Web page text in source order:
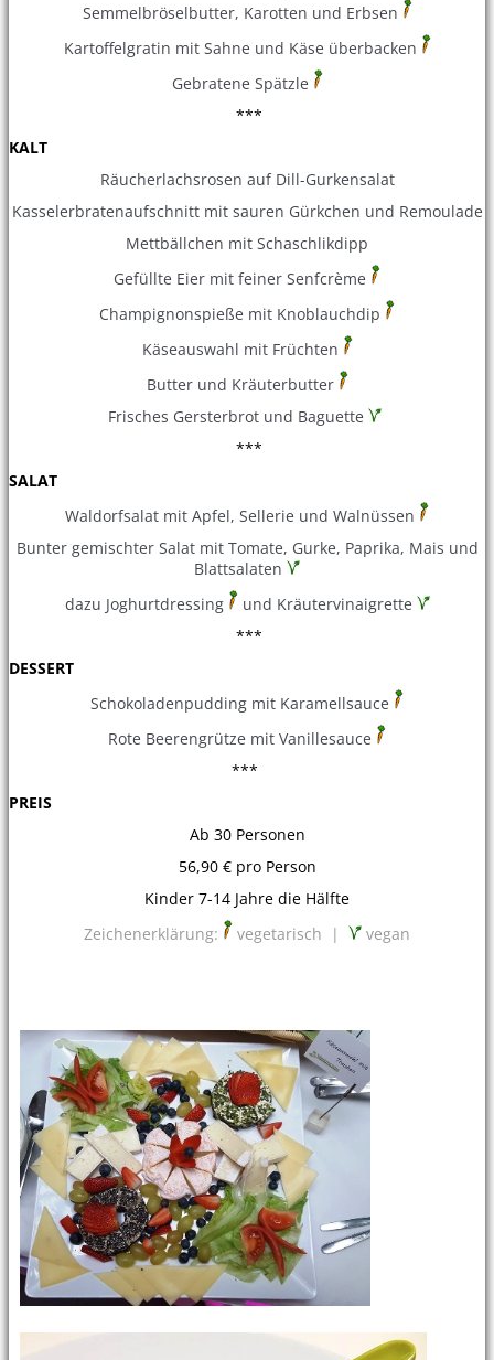
Semmelbröselbutter, Karotten und Erbsen
Kartoffelgratin mit Sahne und Käse überbacken
Gebratene Spätzle
***
KALT
Räucherlachsrosen auf Dill-Gurkensalat
Kasselerbratenaufschnitt mit sauren Gürkchen und Remoulade
Mettbällchen mit Schaschlikdipp
Gefüllte Eier mit feiner Senfcrème
Champignonspieße mit Knoblauchdip
Käseauswahl mit Früchten
Butter und Kräuterbutter
Frisches Gersterbrot und Baguette
***
SALAT
Waldorfsalat mit Apfel, Sellerie und Walnüssen
Bunter gemischter Salat mit Tomate, Gurke, Paprika, Mais und
Blattsalaten
dazu Joghurtdressing
und Kräutervinaigrette
***
DESSERT
Schokoladenpudding mit Karamellsauce
Rote Beerengrütze mit Vanillesauce
***
PREIS
Ab 30 Personen
56,90 € pro Person
Kinder 7-14 Jahre die Hälfte
Zeichenerklärung:
vegetarisch | vegan